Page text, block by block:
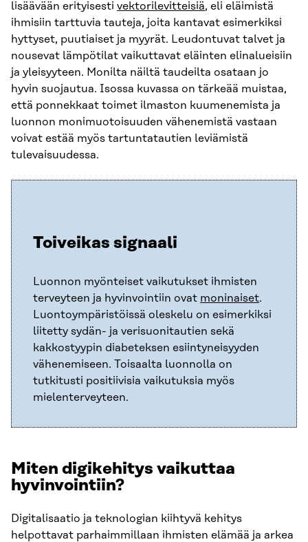
lisäävään erityisesti vektorilevitteisiä, eli eläimistä
ihmisiin tarttuvia tauteja, joita kantavat esimerkiksi
hyttyset, puutiaiset ja myyrät. Leudontuvat talvet ja
nousevat lämpötilat vaikuttavat eläinten elinalueisiin
ja yleisyyteen. Monilta näiltä taudeilta osataan jo
hyvin suojautua. Isossa kuvassa on tärkeää muistaa,
että ponnekkaat toimet ilmaston kuumenemista ja
luonnon monimuotoisuuden vähenemistä vastaan
voivat estää myös tartuntatautien leviämistä
tulevaisuudessa.
Toiveikas signaali
Luonnon myönteiset vaikutukset ihmisten
terveyteen ja hyvinvointiin ovat moninaiset.
Luontoympäristöissä oleskelu on esimerkiksi
liitetty sydän- ja verisuonitautien sekä
kakkostyypin diabeteksen esiintyneisyyden
vähenemiseen. Toisaalta luonnolla on
tutkitusti positiivisia vaikutuksia myös
mielenterveyteen.
Miten digikehitys vaikuttaa
hyvinvointiin?
Digitalisaatio ja teknologian kiihtyvä kehitys
helpottavat parhaimmillaan ihmisten elämää ja arkea